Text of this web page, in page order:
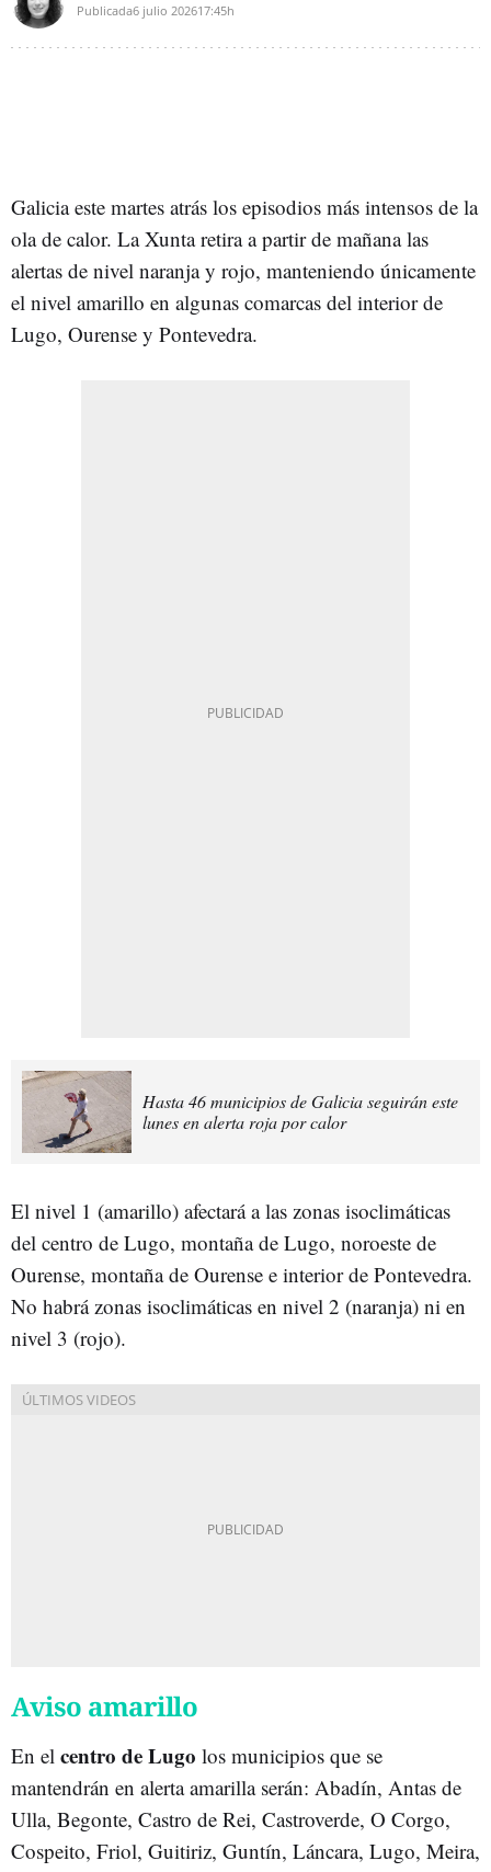
Publicada6 julio 202617:45h
Galicia este martes atrás los episodios más intensos de la
ola de calor. La Xunta retira a partir de mañana las
alertas de nivel naranja y rojo, manteniendo únicamente
el nivel amarillo en algunas comarcas del interior de
Lugo, Ourense y Pontevedra.
Hasta 46 municipios de Galicia seguirán este
lunes en alerta roja por calor
El nivel 1 (amarillo) afectará a las zonas isoclimáticas
del centro de Lugo, montaña de Lugo, noroeste de
Ourense, montaña de Ourense e interior de Pontevedra.
No habrá zonas isoclimáticas en nivel 2 (naranja) ni en
nivel 3 (rojo).
Aviso amarillo
En el centro de Lugo los municipios que se
mantendrán en alerta amarilla serán: Abadín, Antas de
Ulla, Begonte, Castro de Rei, Castroverde, O Corgo,
Cospeito, Friol, Guitiriz, Guntín, Láncara, Lugo, Meira,